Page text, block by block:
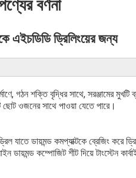
বর্ণনা
এইচডিডি ড্রিলিংয়ের জন্য
গঠন শক্তি বৃদ্ধির সাথে, সরঞ্জামের মুখটি
ওজনের সাথে পাওয়া যেতে পারে।
যাতে ডায়মন্ড কমপ্যাক্টকে ব্রেজিং করে
ডায়মন্ড কম্পোজিট শীট দিয়ে টাংস্টেন